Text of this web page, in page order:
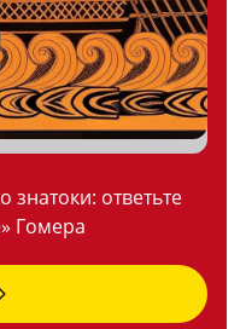
знатоки: ответьте
Гомера